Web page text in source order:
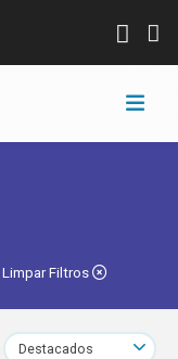
Limpar Filtros